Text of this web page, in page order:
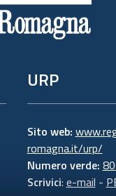
URP
Sito web:
romagna.it/urp/
Numero verde:
Scrivici: e-mail -